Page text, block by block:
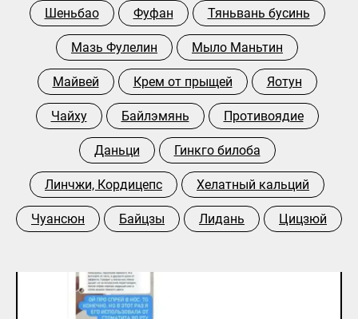
Шеньбао Фуфан Тяньвань бусинь
Мазь Фулелин Мыло Маньтин
Майвей Крем от прыщей Яотун
Чайху Байлэмянь Противоядие
Даньци Гинкго билоба
Линчжи, Кордицепс Хелатный кальций
Чуансюн Байцзы Лидань Цицзюй